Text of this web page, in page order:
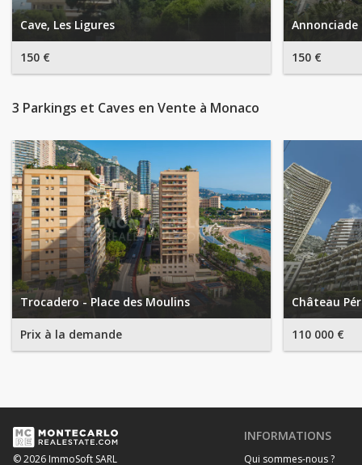
Cave, Les Ligures
150 €
Annonciade
150 €
3 Parkings et Caves en Vente à Monaco
Trocadero - Place des Moulins
Prix à la demande
Château
110 000 €
© 2026 ImmoSoft SARL
INFORMATIONS
Qui sommes-nous ?